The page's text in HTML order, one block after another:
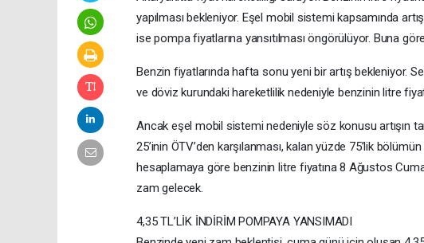
yapılması bekleniyor. Eşel mobil sistemi kapsamında
ise pompa fiyatlarına yansıtılması öngörülüyor. Buna
Benzin fiyatlarında hafta sonu yeni bir artış bekleniyor.
ve döviz kurundaki hareketlilik nedeniyle benzinin litre
Ancak eşel mobil sistemi nedeniyle söz konusu artışın
25’inin ÖTV’den karşılanması, kalan yüzde 75’lik
hesaplamaya göre benzinin litre fiyatına 8 Ağustos
zam gelecek.
4,35 TL’LİK İNDİRİM POMPAYA YANSIMADI